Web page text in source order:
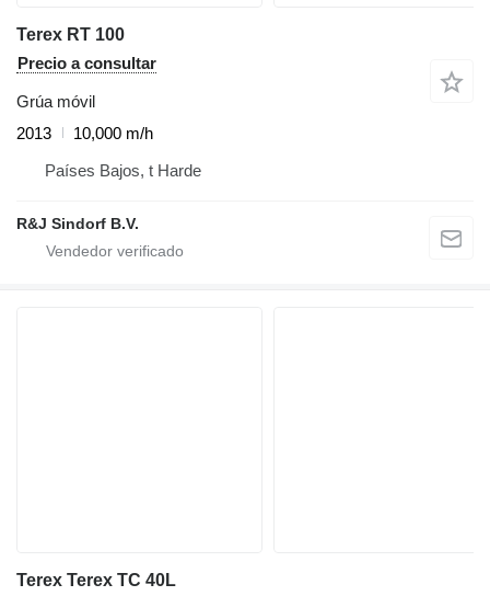
Terex RT 100
Precio a consultar
Grúa móvil
2013
10,000 m/h
Países Bajos, t Harde
R&J Sindorf B.V.
Terex Terex TC 40L